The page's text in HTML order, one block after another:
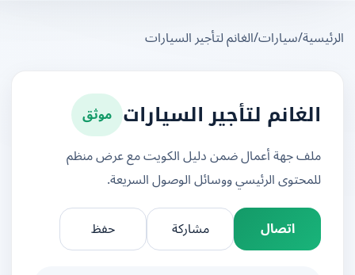
/سيارات/الغانم لتأجير السيارات
الغانم لتأجير السيارات
موثق
ملف جهة أعمال ضمن دليل الكويت مع عرض منظم
للمحتوى الرئيسي ووسائل الوصول السريعة.
اتصال
مشاركة